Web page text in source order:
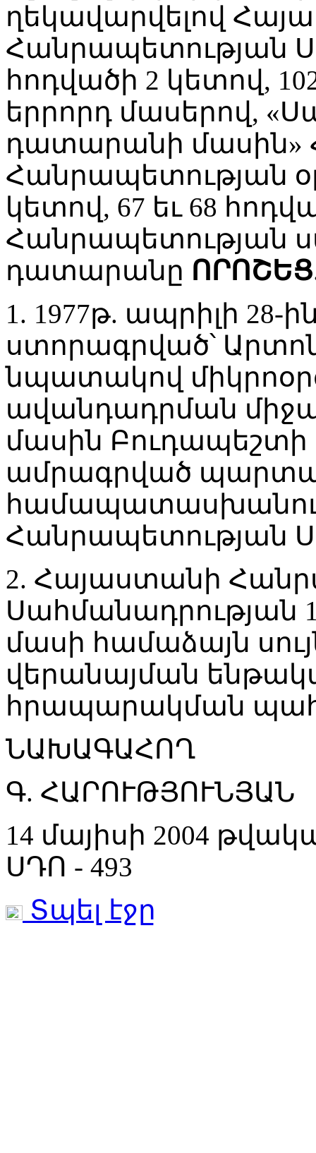
ղեկավարվելով
Հանրապետության
հոդվածի 2 կետով,
երրորդ մասերով,
դատարանի մասին»
Հանրապետության
կետով, 67 եւ 68
Հանրապետության
դատարանը ՈՐՈՇԵՑ
1. 1977թ. ապրիլի 28-
ստորագրված՝
նպատակով
ավանդադրման
մասին
ամրագրված
Հանրապետության
2. Հայաստանի
Սահմանադրության
մասի համաձայն
վերանայման ենթակա
հրապարակման
ՆԱԽԱԳԱՀՈՂ
Գ. ՀԱՐՈՒԹՅՈՒՆՅԱՆ
14 մայիսի 2004
ՍԴՈ - 493
Տպել էջը